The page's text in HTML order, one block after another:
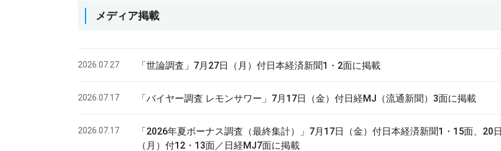
メディア掲載
2026.07.27 「世論調査」7月27日（月）付日本経済新聞1・2面に掲載
2026.07.17 「バイヤー調査 レモンサワー」7月17日（金）付日経MJ（流通新聞）3面に掲載
2026.07.17
「2026年夏ボーナス調査（最終集計）」7月17日（金）付日本経済新聞1・15面、20日
（月）付12・13面／日経MJ7面に掲載